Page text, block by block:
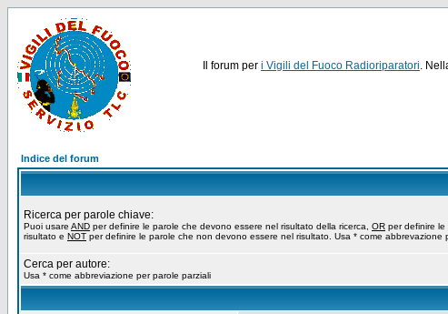
Il forum per i Vigili del Fuoco Radioriparatori.
Indice del forum
Ricerca per parole chiave:
Puoi usare AND per definire le parole che devono essere nel risultato della ricerca, OR per definire
risultato e NOT per definire le parole che non devono essere nel risultato. Usa * come abbrevazione
Cerca per autore:
Usa * come abbreviazione per parole parziali